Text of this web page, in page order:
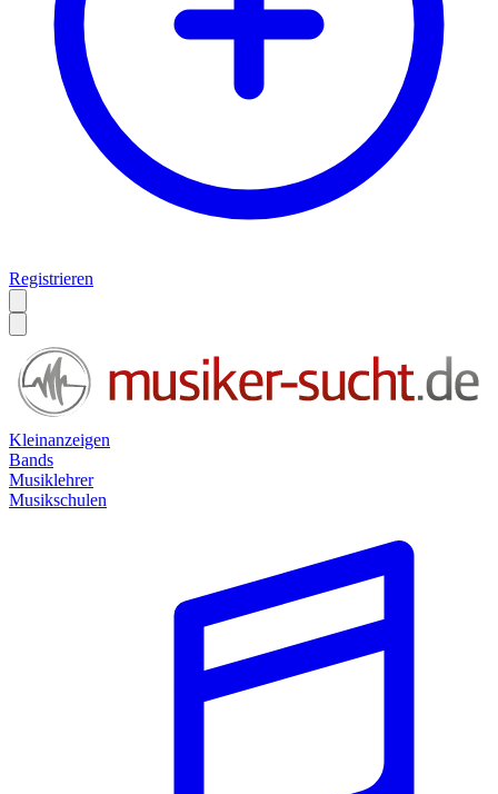
Registrieren
Kleinanzeigen
Bands
Musiklehrer
Musikschulen